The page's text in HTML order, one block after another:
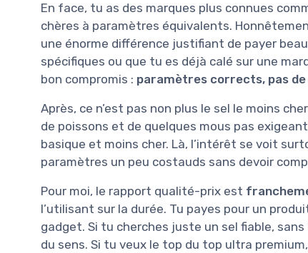
En face, tu as des marques plus connues
chères à paramètres équivalents.
une énorme différence justifiant de payer
spécifiques ou que tu es déjà calé sur une
bon compromis : paramètres corrects, pas
Après, ce n’est pas non plus le sel le moins
de poissons et de quelques mous pas
basique et moins cher. Là, l’intérêt se voit
paramètres un peu costauds sans devoir
Pour moi, le rapport qualité-prix est
l’utilisant sur la durée. Tu payes pour un
gadget. Si tu cherches juste un sel fiable,
du sens. Si tu veux le top du top ultra